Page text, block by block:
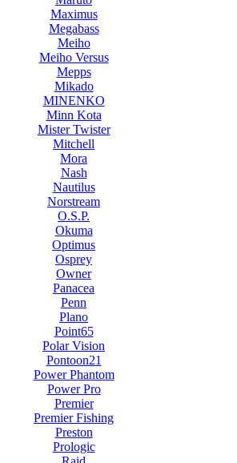
Maximus
Megabass
Meiho
Meiho Versus
Mepps
Mikado
MINENKO
Minn Kota
Mister Twister
Mitchell
Mora
Nash
Nautilus
Norstream
O.S.P.
Okuma
Optimus
Osprey
Owner
Panacea
Penn
Plano
Point65
Polar Vision
Pontoon21
Power Phantom
Power Pro
Premier
Premier Fishing
Preston
Prologic